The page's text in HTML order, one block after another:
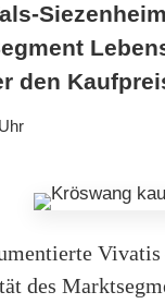
den
des